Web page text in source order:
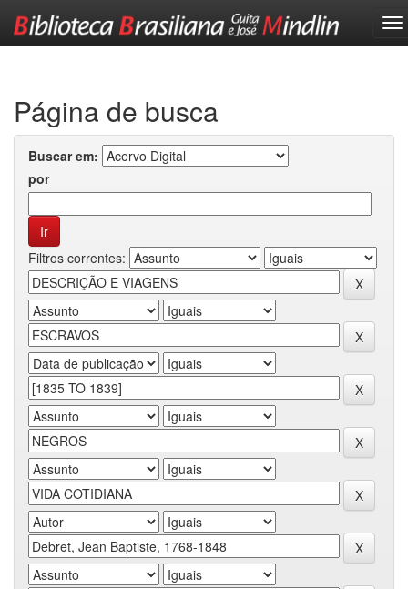
Página de busca
Buscar em:
por
Filtros correntes: